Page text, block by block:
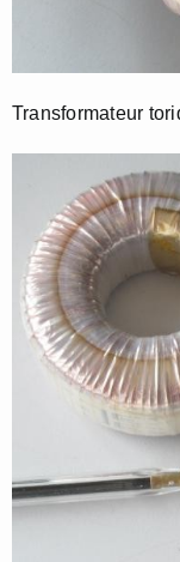
Transformateur